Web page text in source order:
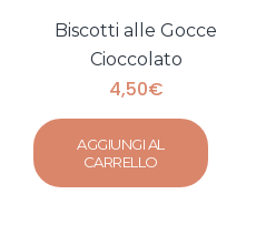
Biscotti alle Gocce
Cioccolato
4,50€
AGGIUNGI AL
CARRELLO